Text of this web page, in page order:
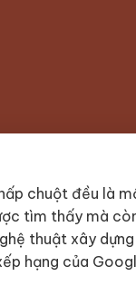
chuột đều là
tìm thấy mà
thuật xây
hạng của